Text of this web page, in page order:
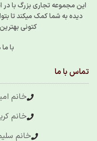
این مجموعه تجاری بزرگ با در
دیده به شما کمک میکند تا
کتونی
با
تماس با ما
خانم امیری:
خانم کریمی:
خانم سلیمانی: